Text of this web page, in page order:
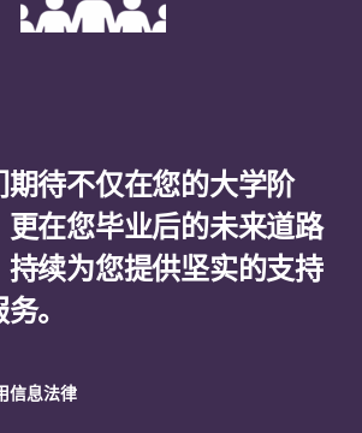
期待不仅在您的大学阶
更在您毕业后的未来道路
持续为您提供坚实的支持
。
信息法律